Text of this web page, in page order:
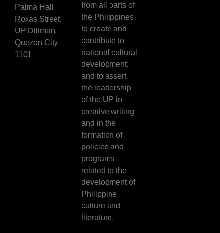
Palma Hall
Roxas Street,
UP Diliman,
Quezon City
1101
from all parts of
the Philippines
to create and
contribute to
national cultural
development;
and to assert
the leadership
of the UP in
creative writing
and in the
formation of
policies and
programs
related to the
development of
Philippine
culture and
literature.